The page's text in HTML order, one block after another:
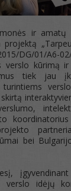
ir
projektą
DG/01/A6-
verslo kūrimą
tiek jau
bei
verslo idėjų